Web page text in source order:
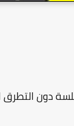
دون